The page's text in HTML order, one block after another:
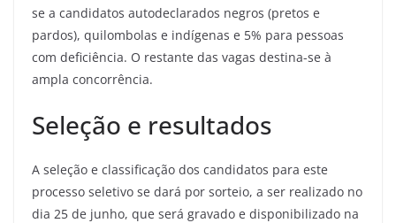
se a candidatos autodeclarados negros (pretos e
pardos), quilombolas e indígenas e 5% para pessoas
com deficiência. O restante das vagas destina-se à
ampla concorrência.
Seleção e resultados
A seleção e classificação dos candidatos para este
processo seletivo se dará por sorteio, a ser realizado no
dia 25 de junho, que será gravado e disponibilizado na